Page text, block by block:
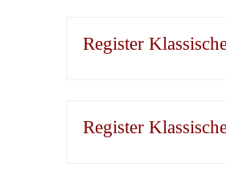
Register
Register